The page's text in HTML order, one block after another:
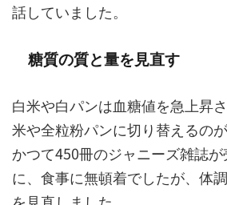
話していました。
糖質の質と量を見直す
白米や白パンは血糖値を急上昇
米や全粒粉パンに切り替えるの
かつて450冊のジャニーズ雑誌
に、食事に無頓着でしたが、体